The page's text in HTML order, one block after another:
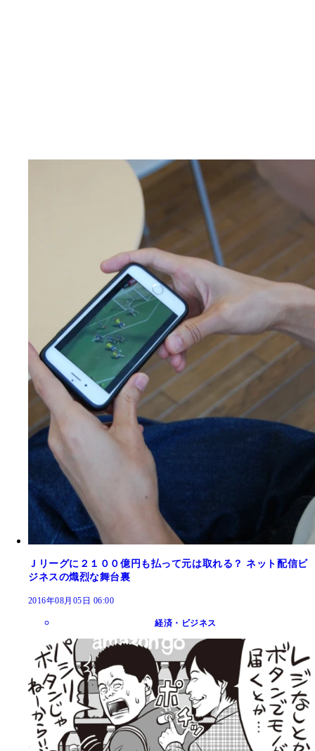
Ｊリーグに２１００億円も払って元は取れる？ ネット配信ビ
ジネスの熾烈な舞台裏
2016年08月05日 06:00
経済・ビジネス